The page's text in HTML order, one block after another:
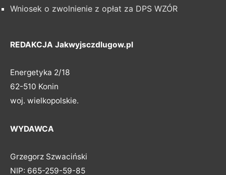
Wniosek o zwolnienie z opłat za DPS WZÓR
REDAKCJA Jakwyjsczdlugow.pl
Energetyka 2/18
62-510 Konin
woj. wielkopolskie.
WYDAWCA
Grzegorz Szwaciński
NIP: 665-259-59-85